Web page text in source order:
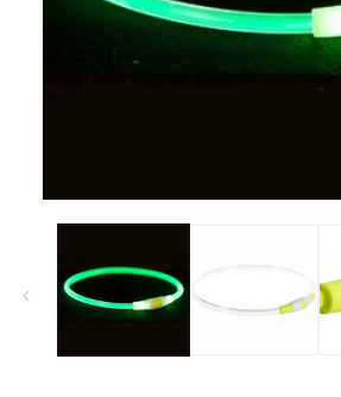
öffnen